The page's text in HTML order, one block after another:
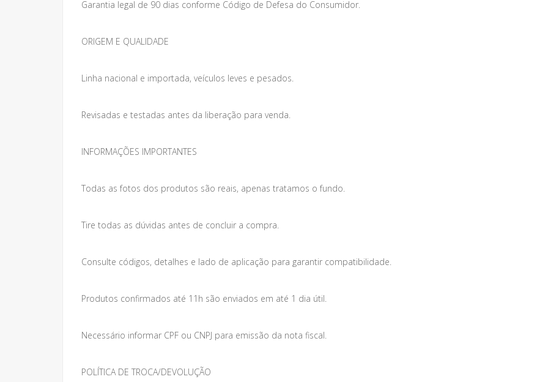
Garantia legal de 90 dias conforme Código de Defesa do Consumidor.
ORIGEM E QUALIDADE
Linha nacional e importada, veículos leves e pesados.
Revisadas e testadas antes da liberação para venda.
INFORMAÇÕES IMPORTANTES
Todas as fotos dos produtos são reais, apenas tratamos o fundo.
Tire todas as dúvidas antes de concluir a compra.
Consulte códigos, detalhes e lado de aplicação para garantir compatibilidade.
Produtos confirmados até 11h são enviados em até 1 dia útil.
Necessário informar CPF ou CNPJ para emissão da nota fiscal.
POLÍTICA DE TROCA/DEVOLUÇÃO